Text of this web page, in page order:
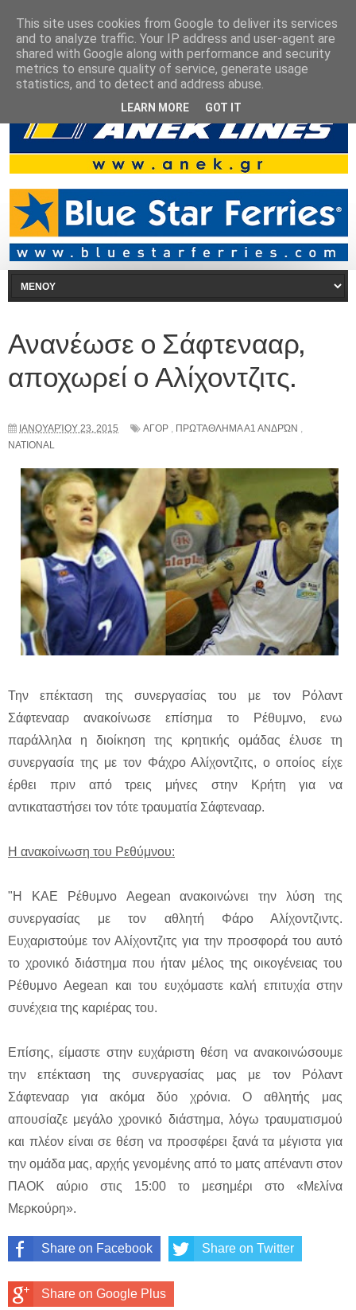
Ανανέωσε ο Σάφτενααρ,
αποχωρεί ο Αλίχοντζιτς.
ΙΑΝΟΥΑΡΊΟΥ 23, 2015 ΑΓΟΡ , ΠΡΩΤΆΘΛΗΜΑ Α1 ΑΝΔΡΏΝ ,
NATIONAL
Την επέκταση της συνεργασίας του με τον Ρόλαντ
Σάφτενααρ ανακοίνωσε επίσημα το Ρέθυμνο, ενω
παράλληλα η διοίκηση της κρητικής ομάδας έλυσε τη
συνεργασία της με τον Φάχρο Αλίχοντζιτς, ο οποίος είχε
έρθει πριν από τρεις μήνες στην Κρήτη για να
αντικαταστήσει τον τότε τραυματία Σάφτενααρ.
Η ανακοίνωση του Ρεθύμνου:
"Η ΚΑΕ Ρέθυμνο Aegean ανακοινώνει την λύση της
συνεργασίας με τον αθλητή Φάρο Αλίχοντζιντς.
Ευχαριστούμε τον Αλίχοντζιτς για την προσφορά του αυτό
το χρονικό διάστημα που ήταν μέλος της οικογένειας του
Ρέθυμνο Aegean και του ευχόμαστε καλή επιτυχία στην
συνέχεια της καριέρας του.
Επίσης, είμαστε στην ευχάριστη θέση να ανακοινώσουμε
την επέκταση της συνεργασίας μας με τον Ρόλαντ
Σάφτενααρ για ακόμα δύο χρόνια. Ο αθλητής μας
απουσίαζε μεγάλο χρονικό διάστημα, λόγω τραυματισμού
και πλέον είναι σε θέση να προσφέρει ξανά τα μέγιστα για
την ομάδα μας, αρχής γενομένης από το ματς απέναντι στον
ΠΑΟΚ αύριο στις 15:00 το μεσημέρι στο «Μελίνα
Μερκούρη».
Share on Facebook Share on Twitter
Share on Google Plus
This site uses cookies from Google to deliver its services
and to analyze traffic. Your IP address and user-agent are
shared with Google along with performance and security
metrics to ensure quality of service, generate usage
statistics, and to detect and address abuse.
LEARN MORE GOT IT